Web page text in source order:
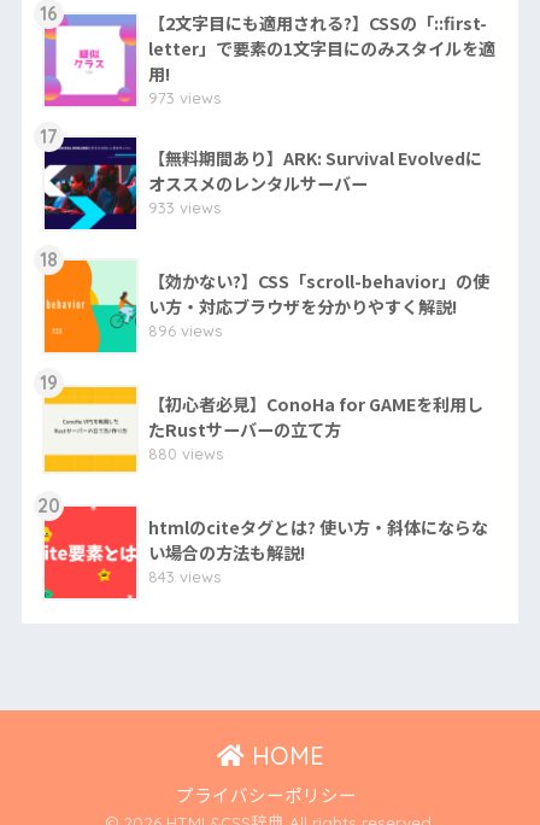
16
【2文字目にも適用される?】CSSの「::first-
letter」で要素の1文字目にのみスタイルを適
用!
973 views
17
【無料期間あり】ARK: Survival Evolvedに
オススメのレンタルサーバー
933 views
18
【効かない?】CSS「scroll-behavior」の使
い方・対応ブラウザを分かりやすく解説!
896 views
19
【初心者必見】ConoHa for GAMEを利用し
たRustサーバーの立て方
880 views
20
htmlのciteタグとは? 使い方・斜体にならな
い場合の方法も解説!
843 views
HOME
プライバシーポリシー